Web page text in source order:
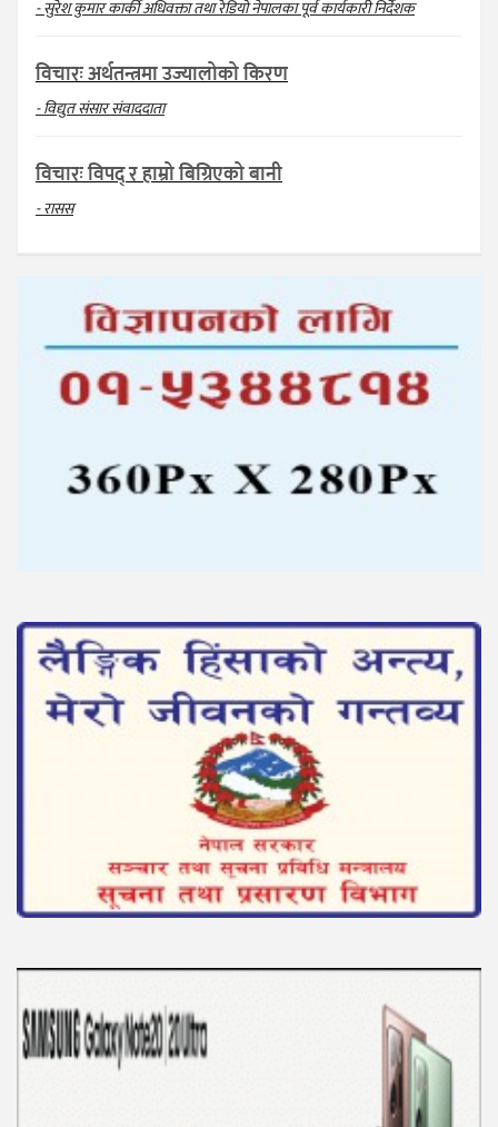
- सुरेश कुमार कार्की अधिवक्ता तथा रेडियो नेपालका पूर्व कार्यकारी निर्देशक
विचारः अर्थतन्त्रमा उज्यालोको किरण
- विद्युत संसार संवाददाता
विचारः विपद् र हाम्रो बिग्रिएको बानी
- रासस